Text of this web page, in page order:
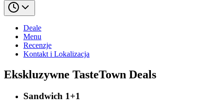
Deale
Menu
Recenzje
Kontakt i Lokalizacja
Ekskluzywne TasteTown Deals
Sandwich 1+1